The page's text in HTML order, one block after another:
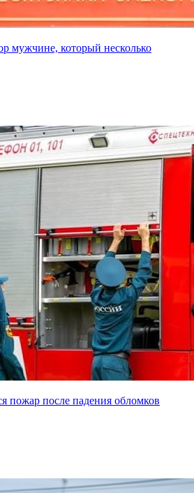
мужчине, который несколько
пожар после падения обломков